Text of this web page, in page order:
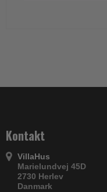
Kontakt
VillaHus
Marielundvej 45D
2730 Herlev
Danmark